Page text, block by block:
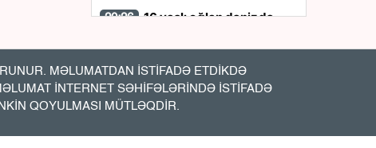
20:26 16 yaşlı oğlan dənizdə
20:13
Tramp kəşfiyyat rəsmiləri
ilə görüş keçirdi
20:00 Rusiyaya pul
MƏLUMATDAN İSTİFADƏ ETDİKDƏ
İNTERNET SƏHİFƏLƏRİNDƏ İSTİFADƏ
QOYULMASI MÜTLƏQDİR.